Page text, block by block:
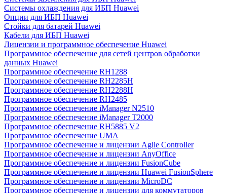
Системы охлаждения для ИБП Huawei
Опции для ИБП Huawei
Стойки для батарей Huawei
Кабели для ИБП Huawei
Лицензии и программное обеспечение Huawei
Программное обеспечение для сетей центров обработки
данных Huawei
Программное обеспечение RH1288
Программное обеспечение RH2285H
Программное обеспечение RH2288H
Программное обеспечение RH2485
Программное обеспечение iManager N2510
Программное обеспечение iManager T2000
Программное обеспечение RH5885 V2
Программное обеспечение UMA
Программное обеспечение и лицензии Agile Controller
Программное обеспечение и лицензии AnyOffice
Программное обеспечение и лицензии FusionCube
Программное обеспечение и лицензии Huawei FusionSphere
Программное обеспечение и лицензии MicroDC
Программное обеспечение и лицензии для коммутаторов